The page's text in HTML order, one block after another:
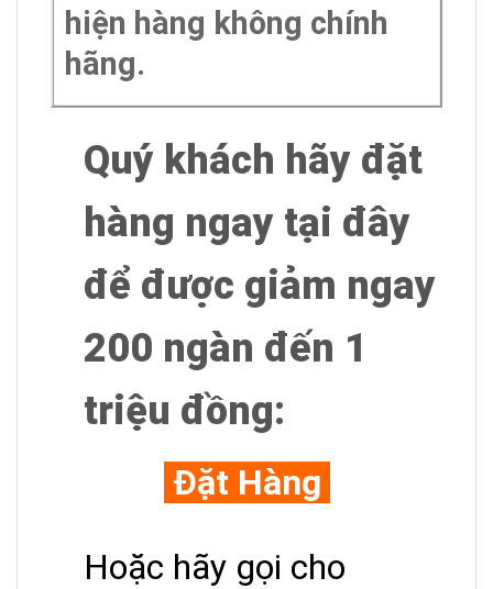
hiện hàng không chính
hãng.
Quý khách hãy đặt
hàng ngay tại đây
để được giảm ngay
200 ngàn đến 1
triệu đồng:
Đặt Hàng
Hoặc hãy gọi cho